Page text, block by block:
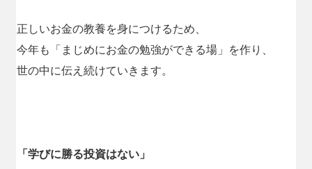
正しいお金の教養を身につけるため、
今年も「まじめにお金の勉強ができる場」を作り、
世の中に伝え続けていきます。
「学びに勝る投資はない」